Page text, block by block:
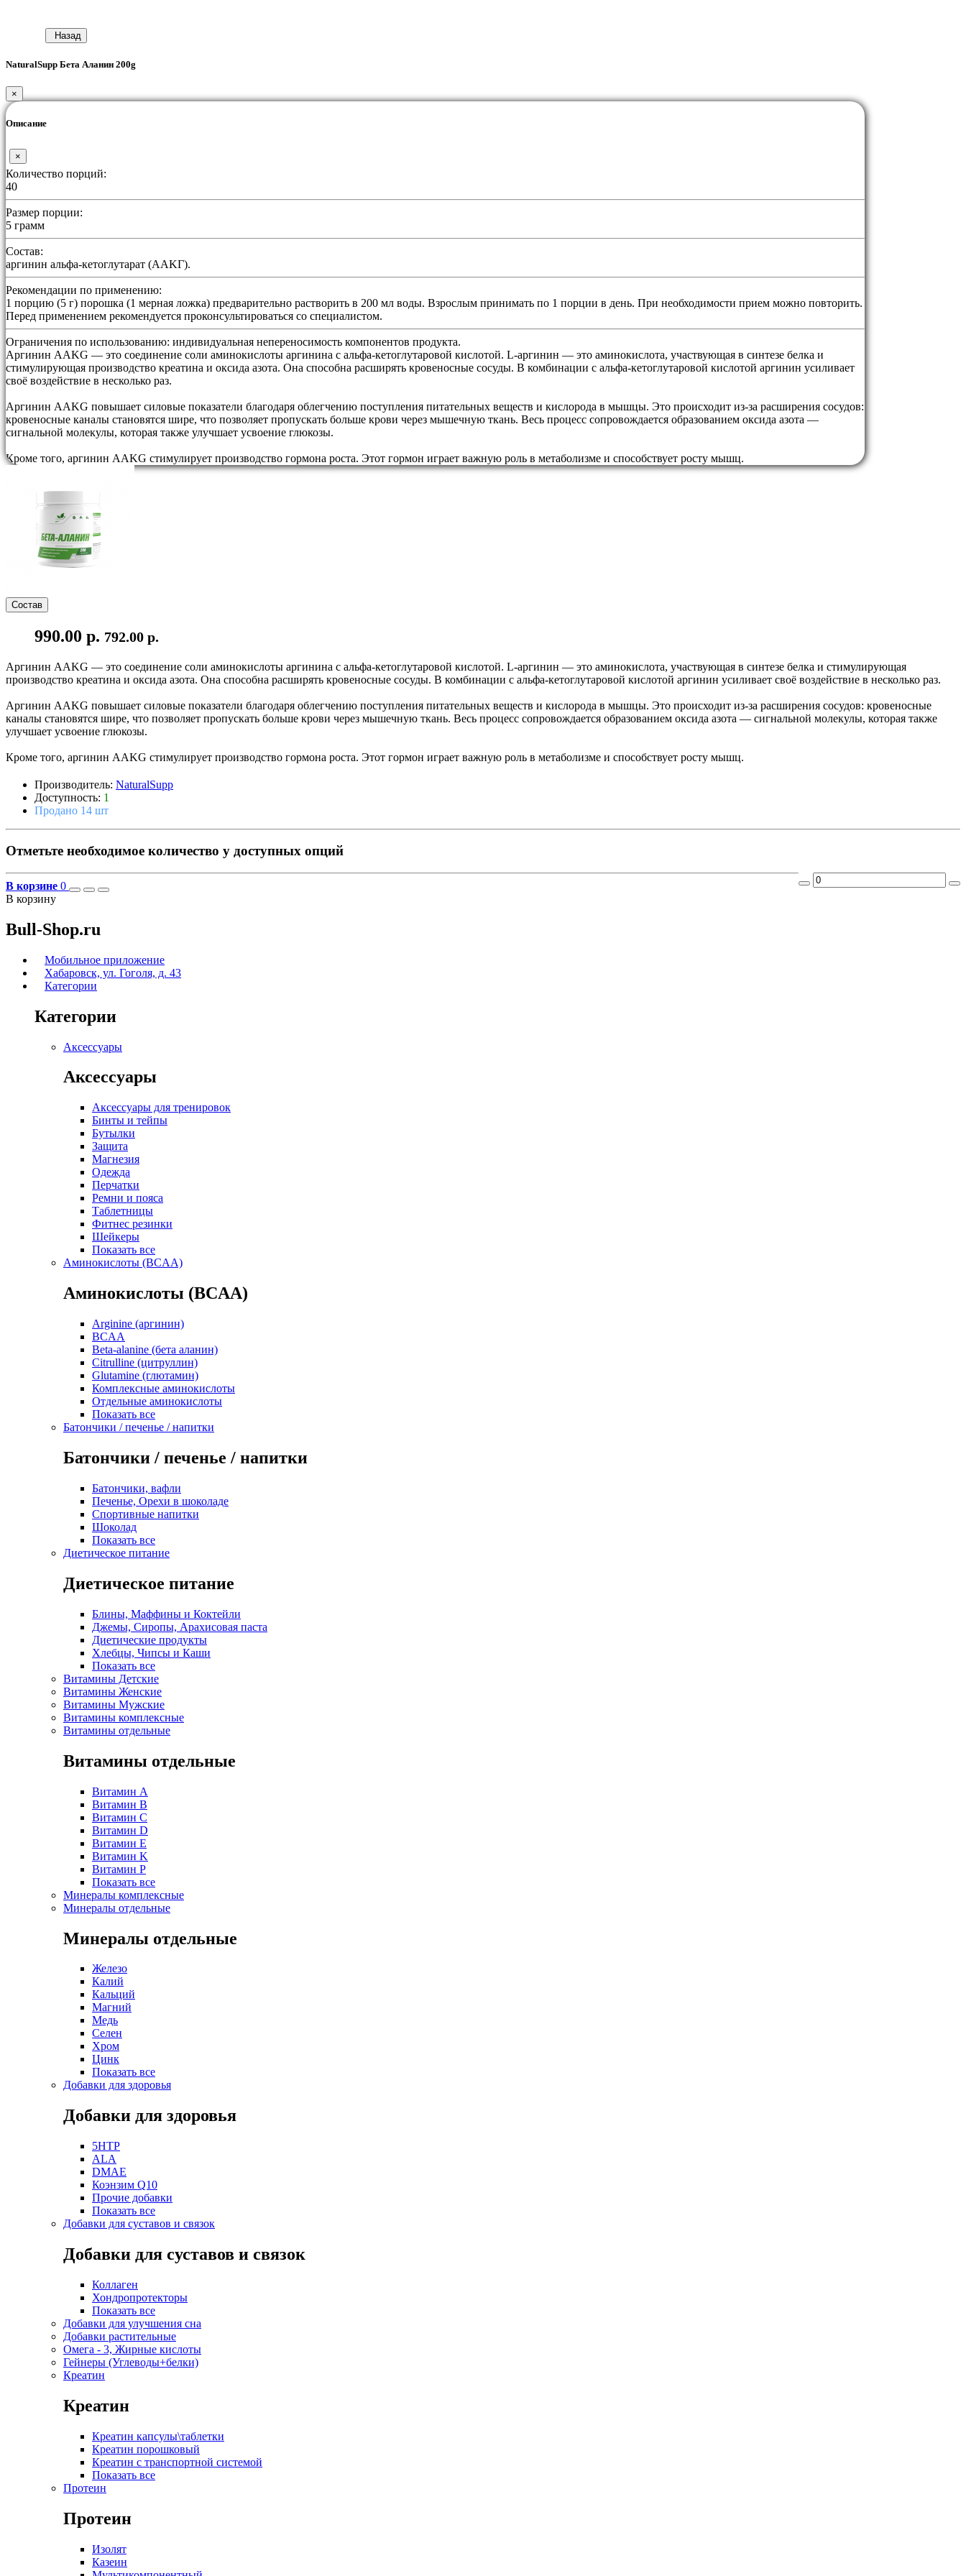
Назад
NaturalSupp Бета Аланин 200g
×
Описание
×
Количество порций:
40
Размер порции:
5 грамм
Состав:
аргинин альфа-кетоглутарат (AAKГ).
Рекомендации по применению:
1 порцию (5 г) порошка (1 мерная ложка) предварительно растворить в 200 мл воды. Взрослым принимать по 1 порции в день. При необходимости прием можно повторить.
Перед применением рекомендуется проконсультироваться со специалистом.
Ограничения по использованию: индивидуальная непереносимость компонентов продукта.
Аргинин AAKG — это соединение соли аминокислоты аргинина с альфа-кетоглутаровой кислотой. L-аргинин — это аминокислота, участвующая в синтезе белка и
стимулирующая производство креатина и оксида азота. Она способна расширять кровеносные сосуды. В комбинации с альфа-кетоглутаровой кислотой аргинин усиливает
своё воздействие в несколько раз.
Аргинин AAKG повышает силовые показатели благодаря облегчению поступления питательных веществ и кислорода в мышцы. Это происходит из-за расширения сосудов:
кровеносные каналы становятся шире, что позволяет пропускать больше крови через мышечную ткань. Весь процесс сопровождается образованием оксида азота —
сигнальной молекулы, которая также улучшает усвоение глюкозы.
Кроме того, аргинин AAKG стимулирует производство гормона роста. Этот гормон играет важную роль в метаболизме и способствует росту мышц.
Состав
990.00 р. 792.00 р.
Аргинин AAKG — это соединение соли аминокислоты аргинина с альфа-кетоглутаровой кислотой. L-аргинин — это аминокислота, участвующая в синтезе белка и стимулирующая
производство креатина и оксида азота. Она способна расширять кровеносные сосуды. В комбинации с альфа-кетоглутаровой кислотой аргинин усиливает своё воздействие в несколько раз.
Аргинин AAKG повышает силовые показатели благодаря облегчению поступления питательных веществ и кислорода в мышцы. Это происходит из-за расширения сосудов: кровеносные
каналы становятся шире, что позволяет пропускать больше крови через мышечную ткань. Весь процесс сопровождается образованием оксида азота — сигнальной молекулы, которая также
улучшает усвоение глюкозы.
Кроме того, аргинин AAKG стимулирует производство гормона роста. Этот гормон играет важную роль в метаболизме и способствует росту мышц.
Производитель: NaturalSupp
Доступность: 1
Продано 14 шт
Отметьте необходимое количество у доступных опций
В корзине 0
В корзину
Bull-Shop.ru
Мобильное приложение
Хабаровск, ул. Гоголя, д. 43
Категории
Категории
Аксессуары
Аксессуары
Аксессуары для тренировок
Бинты и тейпы
Бутылки
Защита
Магнезия
Одежда
Перчатки
Ремни и пояса
Таблетницы
Фитнес резинки
Шейкеры
Показать все
Аминокислоты (BCAA)
Аминокислоты (BCAA)
Arginine (аргинин)
BCAA
Beta-alanine (бета аланин)
Citrulline (цитруллин)
Glutamine (глютамин)
Комплексные аминокислоты
Отдельные аминокислоты
Показать все
Батончики / печенье / напитки
Батончики / печенье / напитки
Батончики, вафли
Печенье, Орехи в шоколаде
Спортивные напитки
Шоколад
Показать все
Диетическое питание
Диетическое питание
Блины, Маффины и Коктейли
Джемы, Сиропы, Арахисовая паста
Диетические продукты
Хлебцы, Чипсы и Каши
Показать все
Витамины Детские
Витамины Женские
Витамины Мужские
Витамины комплексные
Витамины отдельные
Витамины отдельные
Витамин A
Витамин B
Витамин C
Витамин D
Витамин E
Витамин K
Витамин P
Показать все
Минералы комплексные
Минералы отдельные
Минералы отдельные
Железо
Калий
Кальций
Магний
Медь
Селен
Хром
Цинк
Показать все
Добавки для здоровья
Добавки для здоровья
5HTP
ALA
DMAE
Коэнзим Q10
Прочие добавки
Показать все
Добавки для суставов и связок
Добавки для суставов и связок
Коллаген
Хондропротекторы
Показать все
Добавки для улучшения сна
Добавки растительные
Омега - 3, Жирные кислоты
Гейнеры (Углеводы+белки)
Креатин
Креатин
Креатин капсулы\таблетки
Креатин порошковый
Креатин с транспортной системой
Показать все
Протеин
Протеин
Изолят
Казеин